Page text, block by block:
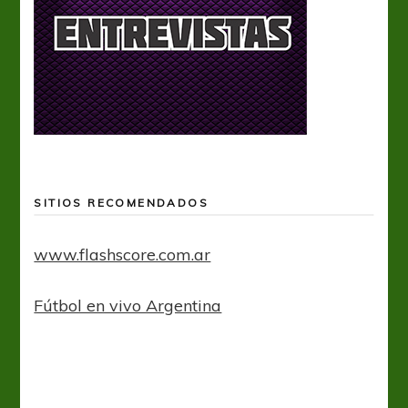
SITIOS RECOMENDADOS
www.flashscore.com.ar
Fútbol en vivo Argentina